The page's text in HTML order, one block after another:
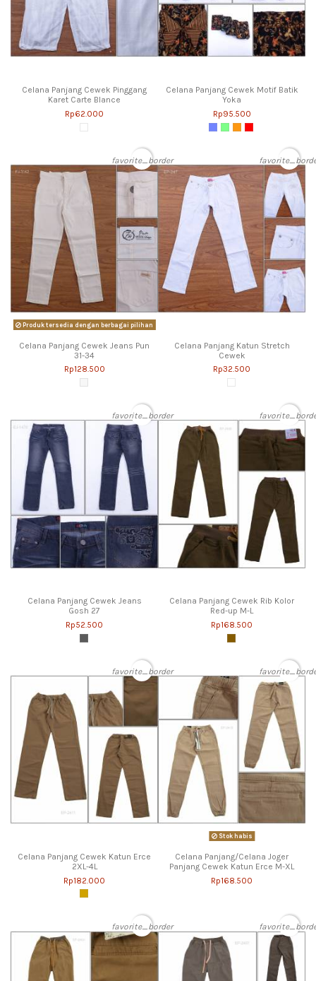
Celana Panjang Cewek Pinggang
Karet Carte Blance
Rp62.000
Celana Panjang Cewek Motif Batik
Yoka
Rp95.500
Produk tersedia dengan berbagai pilihan
favorite_border
Celana Panjang Cewek Jeans Pun
31-34
Rp128.500
Celana Panjang Katun Stretch
Cewek
Rp32.500
favorite_border
Celana Panjang Cewek Jeans
Gosh 27
Rp52.500
Celana Panjang Cewek Rib Kolor
Red-up M-L
Rp168.500
favorite_border
Celana Panjang Cewek Katun Erce
2XL-4L
Rp182.000
Stok habis
Celana Panjang/Celana Joger
Panjang Cewek Katun Erce M-XL
Rp168.500
favorite_border